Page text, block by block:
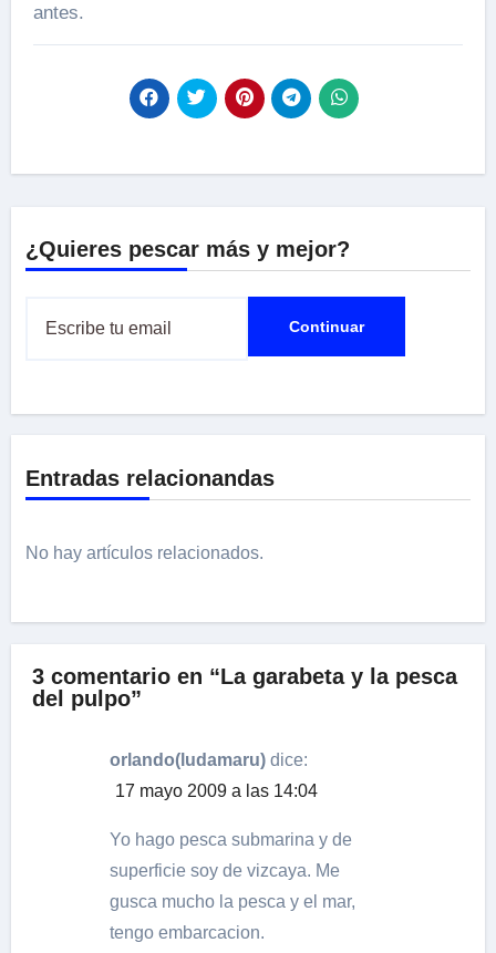
antes.
¿Quieres pescar más y mejor?
Entradas relacionandas
No hay artículos relacionados.
3 comentario en “La garabeta y la pesca
del pulpo”
orlando(ludamaru) dice:
17 mayo 2009 a las 14:04
Yo hago pesca submarina y de
superficie soy de vizcaya. Me
gusca mucho la pesca y el mar,
tengo embarcacion.